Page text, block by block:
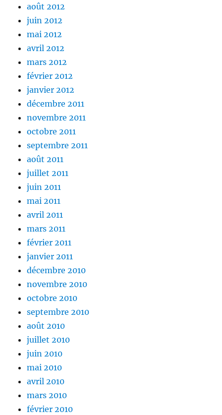
août 2012
juin 2012
mai 2012
avril 2012
mars 2012
février 2012
janvier 2012
décembre 2011
novembre 2011
octobre 2011
septembre 2011
août 2011
juillet 2011
juin 2011
mai 2011
avril 2011
mars 2011
février 2011
janvier 2011
décembre 2010
novembre 2010
octobre 2010
septembre 2010
août 2010
juillet 2010
juin 2010
mai 2010
avril 2010
mars 2010
février 2010